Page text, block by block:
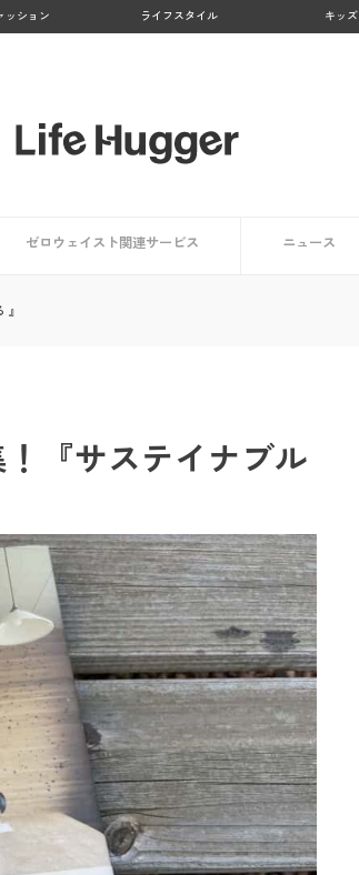
ッション ライフスタイル キッズ
ゼロウェイスト関連サービス ニュース
『サステイナブル